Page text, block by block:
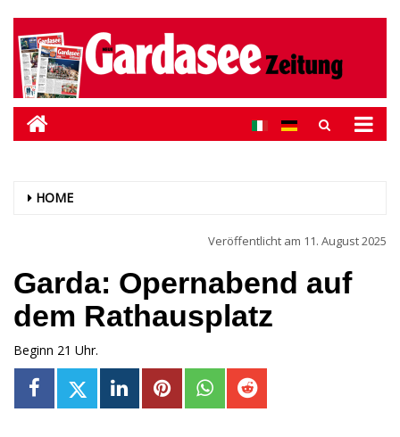
HOME
Veröffentlicht am 11. August 2025
Garda: Opernabend auf
dem Rathausplatz
Beginn 21 Uhr.